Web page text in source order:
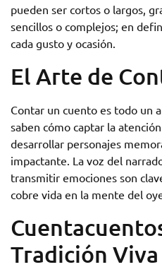
pueden ser cortos o largos,
sencillos o complejos; en
cada gusto y ocasión.
El Arte de
Contar un cuento es todo un
saben cómo captar la
desarrollar personajes
impactante. La voz del
transmitir emociones son
cobre vida en la mente del
Tradición Viva